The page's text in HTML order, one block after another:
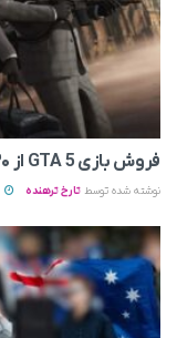
فروش بازی GTA 5 از ۲۳۰ میلیون نسخه عبور کرد
نوشته شده توسط تارخ ترهنده